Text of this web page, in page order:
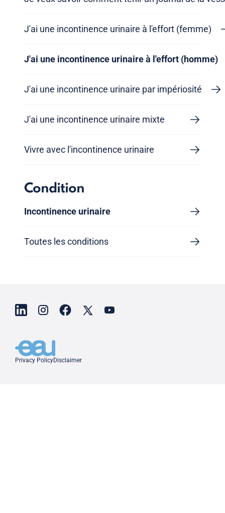
J'ai une incontinence urinaire à l'effort (femme)
J'ai une incontinence urinaire à l'effort (homme)
J'ai une incontinence urinaire par impériosité
J'ai une incontinence urinaire mixte
Vivre avec l'incontinence urinaire
Condition
Incontinence urinaire
Toutes les conditions
Privacy PolicyDisclaimer